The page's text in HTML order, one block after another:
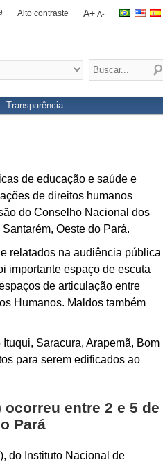
A+ A-
Alto contraste
Transparência
de educação e saúde e
de direitos humanos
do Conselho Nacional dos
Oeste do Pará.
relatados na audiência pública
importante espaço de escuta
de articulação entre
Humanos. Maldos também
Saracura, Arapemã, Bom
para serem edificados ao
entre 2 e 5 de
Pará
do Instituto Nacional de